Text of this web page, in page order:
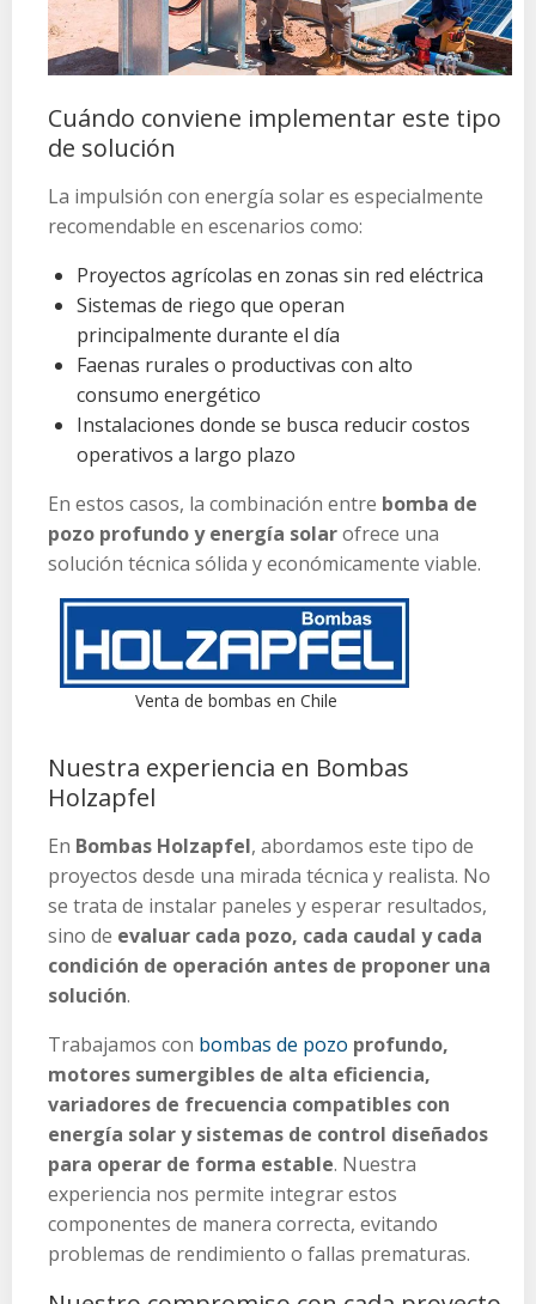
Cuándo conviene implementar este tipo
de solución
La impulsión con energía solar es especialmente
recomendable en escenarios como:
Proyectos agrícolas en zonas sin red eléctrica
Sistemas de riego que operan
principalmente durante el día
Faenas rurales o productivas con alto
consumo energético
Instalaciones donde se busca reducir costos
operativos a largo plazo
En estos casos, la combinación entre bomba de
pozo profundo y energía solarofrece una
solución técnica sólida y económicamente viable.
Venta de bombas en Chile
Nuestra experiencia en Bombas
Holzapfel
En Bombas Holzapfel, abordamos este tipo de
proyectos desde una mirada técnica y realista. No
se trata de instalar paneles y esperar resultados,
sino de evaluar cada pozo, cada caudal y cada
condición de operación antes de proponer una
solución.
Trabajamos con bombas de pozo profundo,
motores sumergibles de alta eficiencia,
variadores de frecuencia compatibles con
energía solar y sistemas de control diseñados
para operar de forma estable. Nuestra
experiencia nos permite integrar estos
componentes de manera correcta, evitando
problemas de rendimiento o fallas prematuras.